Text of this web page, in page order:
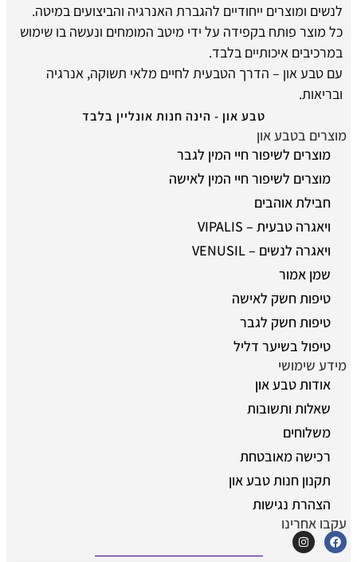
לנשים ומוצרים ייחודיים להגברת האנרגיה והביצועים במיטה.
כל מוצר פותח בקפידה על ידי מיטב המומחים ונעשה בו שימוש
במרכיבים איכותיים בלבד.
עם טבע און – הדרך הטבעית לחיים מלאי תשוקה, אנרגיה
ובריאות.
טבע און - הינה חנות אונליין בלבד
מוצרים בטבע און
מוצרים לשיפור חיי המין לגבר
מוצרים לשיפור חיי המין לאישה
חבילת אוהבים
ויאגרה טבעית – VIPALIS
ויאגרה לנשים – VENUSIL
שמן אמור
טיפות חשק לאישה
טיפות חשק לגבר
טיפול בשיער דליל
מידע שימושי
אודות טבע און
שאלות ותשובות
משלוחים
רכישה מאובטחת
תקנון חנות טבע און
הצהרת נגישות
עקבו אחרינו